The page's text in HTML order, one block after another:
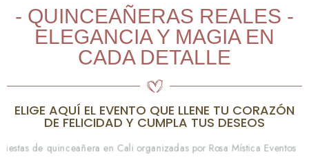
- QUINCEAÑERAS REALES -
ELEGANCIA Y MAGIA EN
CADA DETALLE
ELIGE AQUÍ EL EVENTO QUE LLENE TU CORAZÓN
DE FELICIDAD Y CUMPLA TUS DESEOS